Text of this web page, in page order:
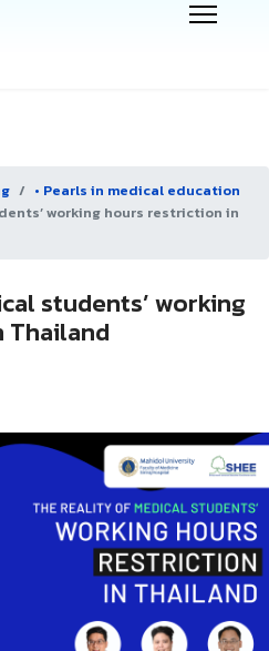
• Pearls in medical education
working hours restriction in
students’ working